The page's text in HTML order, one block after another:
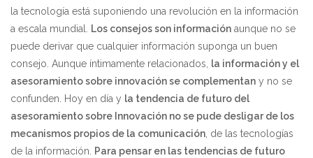
la tecnología está suponiendo una revolución en la información
a escala mundial.
Los consejos son información aunque no se
puede derivar que cualquier información suponga un buen
consejo. Aunque íntimamente relacionados,
la información y el
asesoramiento sobre innovación se complementan y no se
confunden. Hoy en día y la tendencia de futuro del
asesoramiento sobre Innovación no se pude desligar de los
mecanismos propios de la comunicación , de las tecnologías
de la información.
Para pensar en las tendencias de futuro